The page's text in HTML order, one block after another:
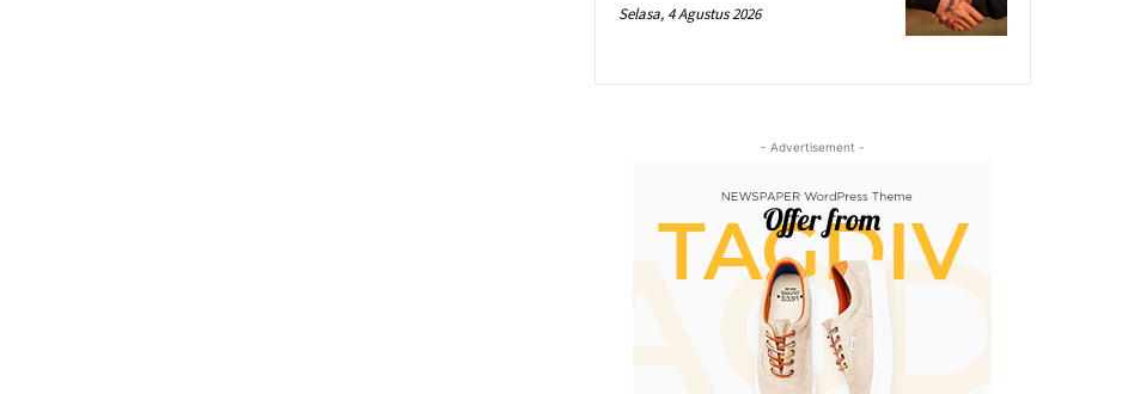
Selasa, 4 Agustus 2026
- Advertisement -